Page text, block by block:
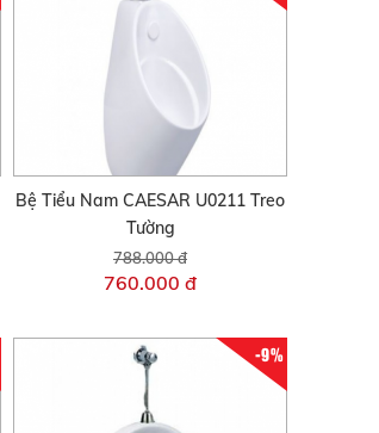
Bệ Tiểu Nam CAESAR U0211 Treo
Tường
788.000 đ
760.000 đ
-9%